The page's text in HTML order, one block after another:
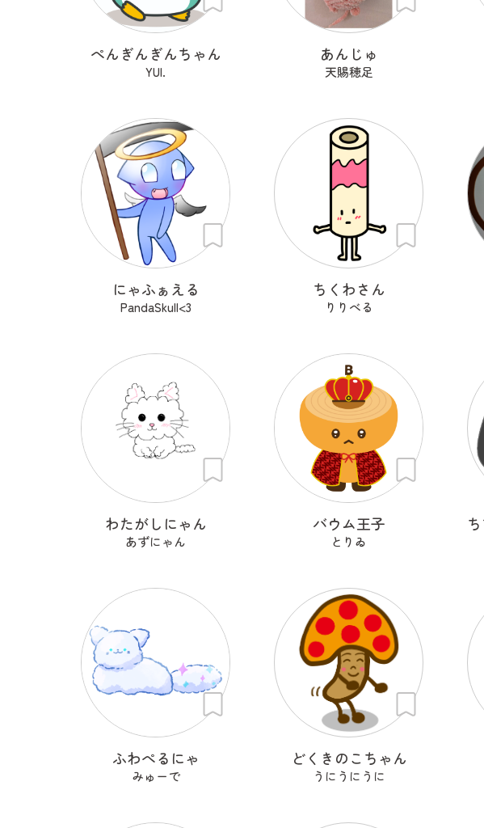
ぺんぎんぎんちゃん
YUI.
あんじゅ
天賜穂足
にゃふぁえる
PandaSkull<3
ちくわさん
りりべる
わたがしにゃん
あずにゃん
バウム王子
とりゐ
ふわぺるにゃ
みゅーで
どくきのこちゃん
うにうにうに